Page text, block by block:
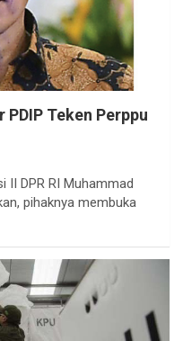
Teken Perppu
II DPR RI Muhammad
pihaknya membuka